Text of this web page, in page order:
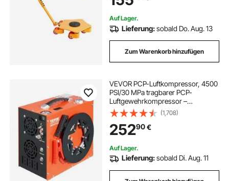
mit Griff für Lager, Werkstatt
Auf Lager.
Lieferung:sobald Do. Aug. 13
Zum Warenkorb hinzufügen
VEVOR PCP-Luftkompressor, 4500
PSI/30 MPa tragbarer PCP-
Luftgewehrkompressor –
Eingebautes Wasser- und
Lüfterkühlsystem, Auto-Stopp DC12
V/AC230 V Paintball-
Tankkompressor für Luftgewehr,
Tauchflasche
(1,708)
25290€
Auf Lager.
Lieferung:sobald Di. Aug. 11